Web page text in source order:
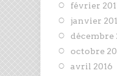
février
janvier
décembre
octobre
avril 2016